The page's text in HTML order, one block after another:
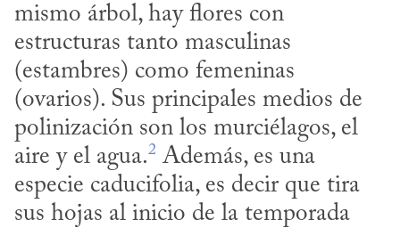
mismo árbol, hay flores con
estructuras tanto masculinas
(estambres) como femeninas
(ovarios). Sus principales medios de
polinización son los murciélagos, el
aire y el agua.2 Además, es una
especie caducifolia, es decir que tira
sus hojas al inicio de la temporada